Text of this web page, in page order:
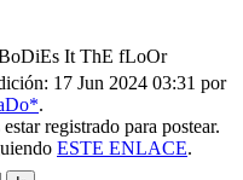
It ThE fLoOr
17 Jun 2024 03:31 por
.
registrado para postear.
ESTE ENLACE.